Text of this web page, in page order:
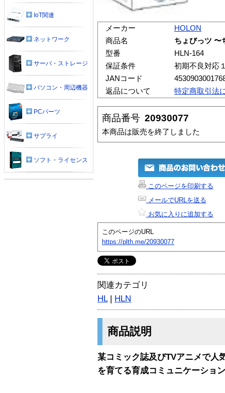
メーカー
HOLON
商品名
ちょびっツ 〜
型番
HLN-164
保証条件
初期不良対応
JANコード
返品について
特定商取引法
商品番号 20930077
本商品は販売を終了しました
このページを印刷する
メールでURLを送る
お気に入りに追加する
このページのURL
https://plth.me/20930077
関連カテゴリ
HL| HLN
商品説明
某コミック誌及びTVアニメで人
を育てる育成コミュニケーショ
IoT関連
ネットワーク
サーバ・ストレージ
パソコン・周辺機器
PCパーツ
サプライ
ソフト・ライセンス